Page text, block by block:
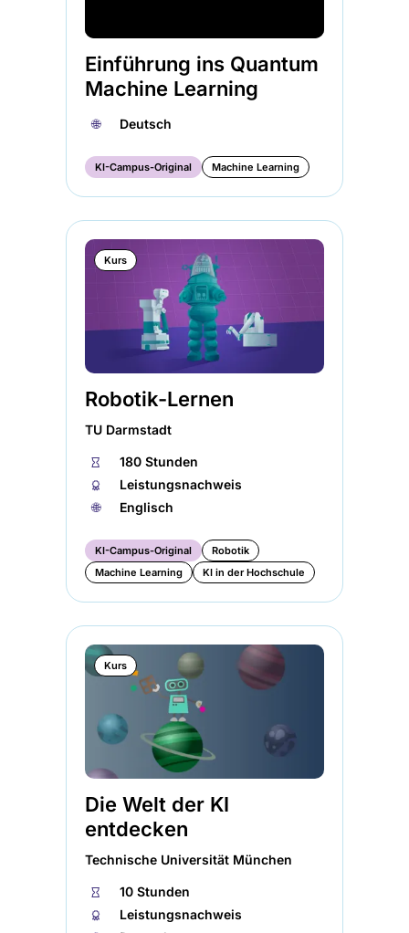
Einführung ins Quantum
Machine Learning
🌐︎ Deutsch
KI-Campus-Original Machine Learning
Kurs
Robotik-Lernen
TU Darmstadt
⏱
180 Stunden
🏅︎
Leistungsnachweis
🌐︎
Englisch
KI-Campus-Original
Robotik
Machine Learning
KI in der Hochschule
Kurs
Die Welt der KI
entdecken
Technische Universität München
⏱
10 Stunden
🏅︎
Leistungsnachweis